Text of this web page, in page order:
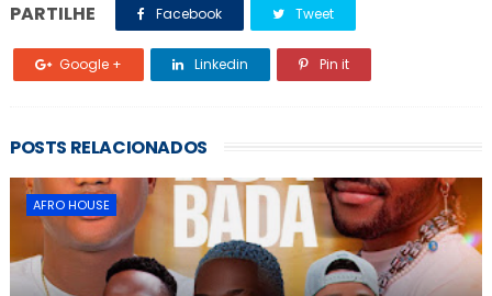
PARTILHE Facebook Tweet
Google + Linkedin Pin it
POSTS RELACIONADOS
AFRO HOUSE